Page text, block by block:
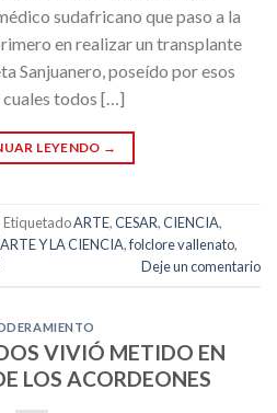
sudafricano que paso a la
en realizar un transplante
Sanjuanero, poseído por esos
todos […]
LEYENDO →
EtiquetadoARTE,CESAR,CIENCIA,
Y LA CIENCIA,folclore vallenato,
Deje un comentario
VIVIÓ METIDO EN
LOS ACORDEONES